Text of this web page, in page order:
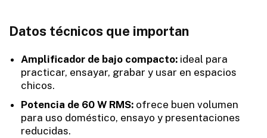
Datos técnicos que importan
Amplificador de bajo compacto: ideal para
practicar, ensayar, grabar y usar en espacios
chicos.
Potencia de 60 W RMS: ofrece buen volumen
para uso doméstico, ensayo y presentaciones
reducidas.